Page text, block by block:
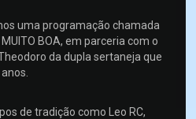
uma programação chamada
MUITO BOA, em parceria com o
da dupla sertaneja que
de tradição como Leo RC,